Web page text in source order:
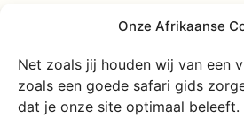
Onze Afrikaanse
Net zoals jij houden wij van een
zoals een goede safari gids
dat je onze site optimaal beleeft.
Mombasa?